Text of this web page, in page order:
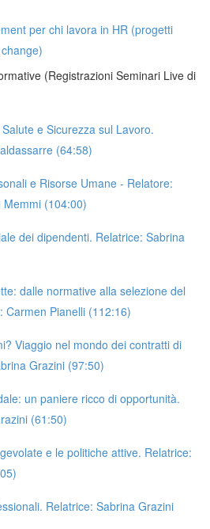
per chi lavora in HR (progetti
(Registrazioni Seminari Live di
e Sicurezza sul Lavoro.
(64:58)
e Risorse Umane - Relatore:
(104:00)
dei dipendenti. Relatrice: Sabrina
dalle normative alla selezione del
Carmen Pianelli (112:16)
Viaggio nel mondo dei contratti di
Grazini (97:50)
un paniere ricco di opportunità.
(61:50)
e le politiche attive. Relatrice:
Relatrice: Sabrina Grazini